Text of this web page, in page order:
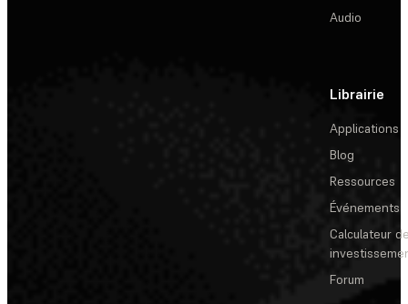
Audio
Librairie
Applications
Blog
Ressources
Événements
Calculateur
Forum